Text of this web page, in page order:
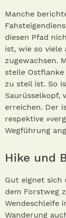
Manche
diesen Pfad
ist, wie so viele
zugewachsen.
steile
zu steil ist. So
Saurüsselkopf,
erreichen. Der
respektive
Wegführung
Hike und
Gut eignet sich
dem Forstweg
Wendeschleife
Wanderung